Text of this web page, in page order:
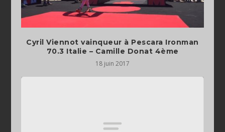
Cyril Viennot vainqueur à Pescara Ironman
70.3 Italie – Camille Donat 4ème
18 juin 2017